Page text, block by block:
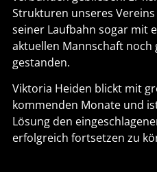
Strukturen unseres
seiner Laufbahn sogar mit
aktuellen Mannschaft noch
gestanden.
Viktoria Heiden blickt mit
kommenden Monate und
Lösung den
erfolgreich fortsetzen zu